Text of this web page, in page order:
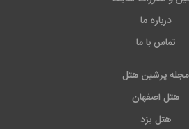
رقیبی سر سخت به نام
استانبول
می کنیم هتل میلیون استون
درباره ما
تماس با ما
مجله پرشین هتل
هتل اصفهان
هتل یزد